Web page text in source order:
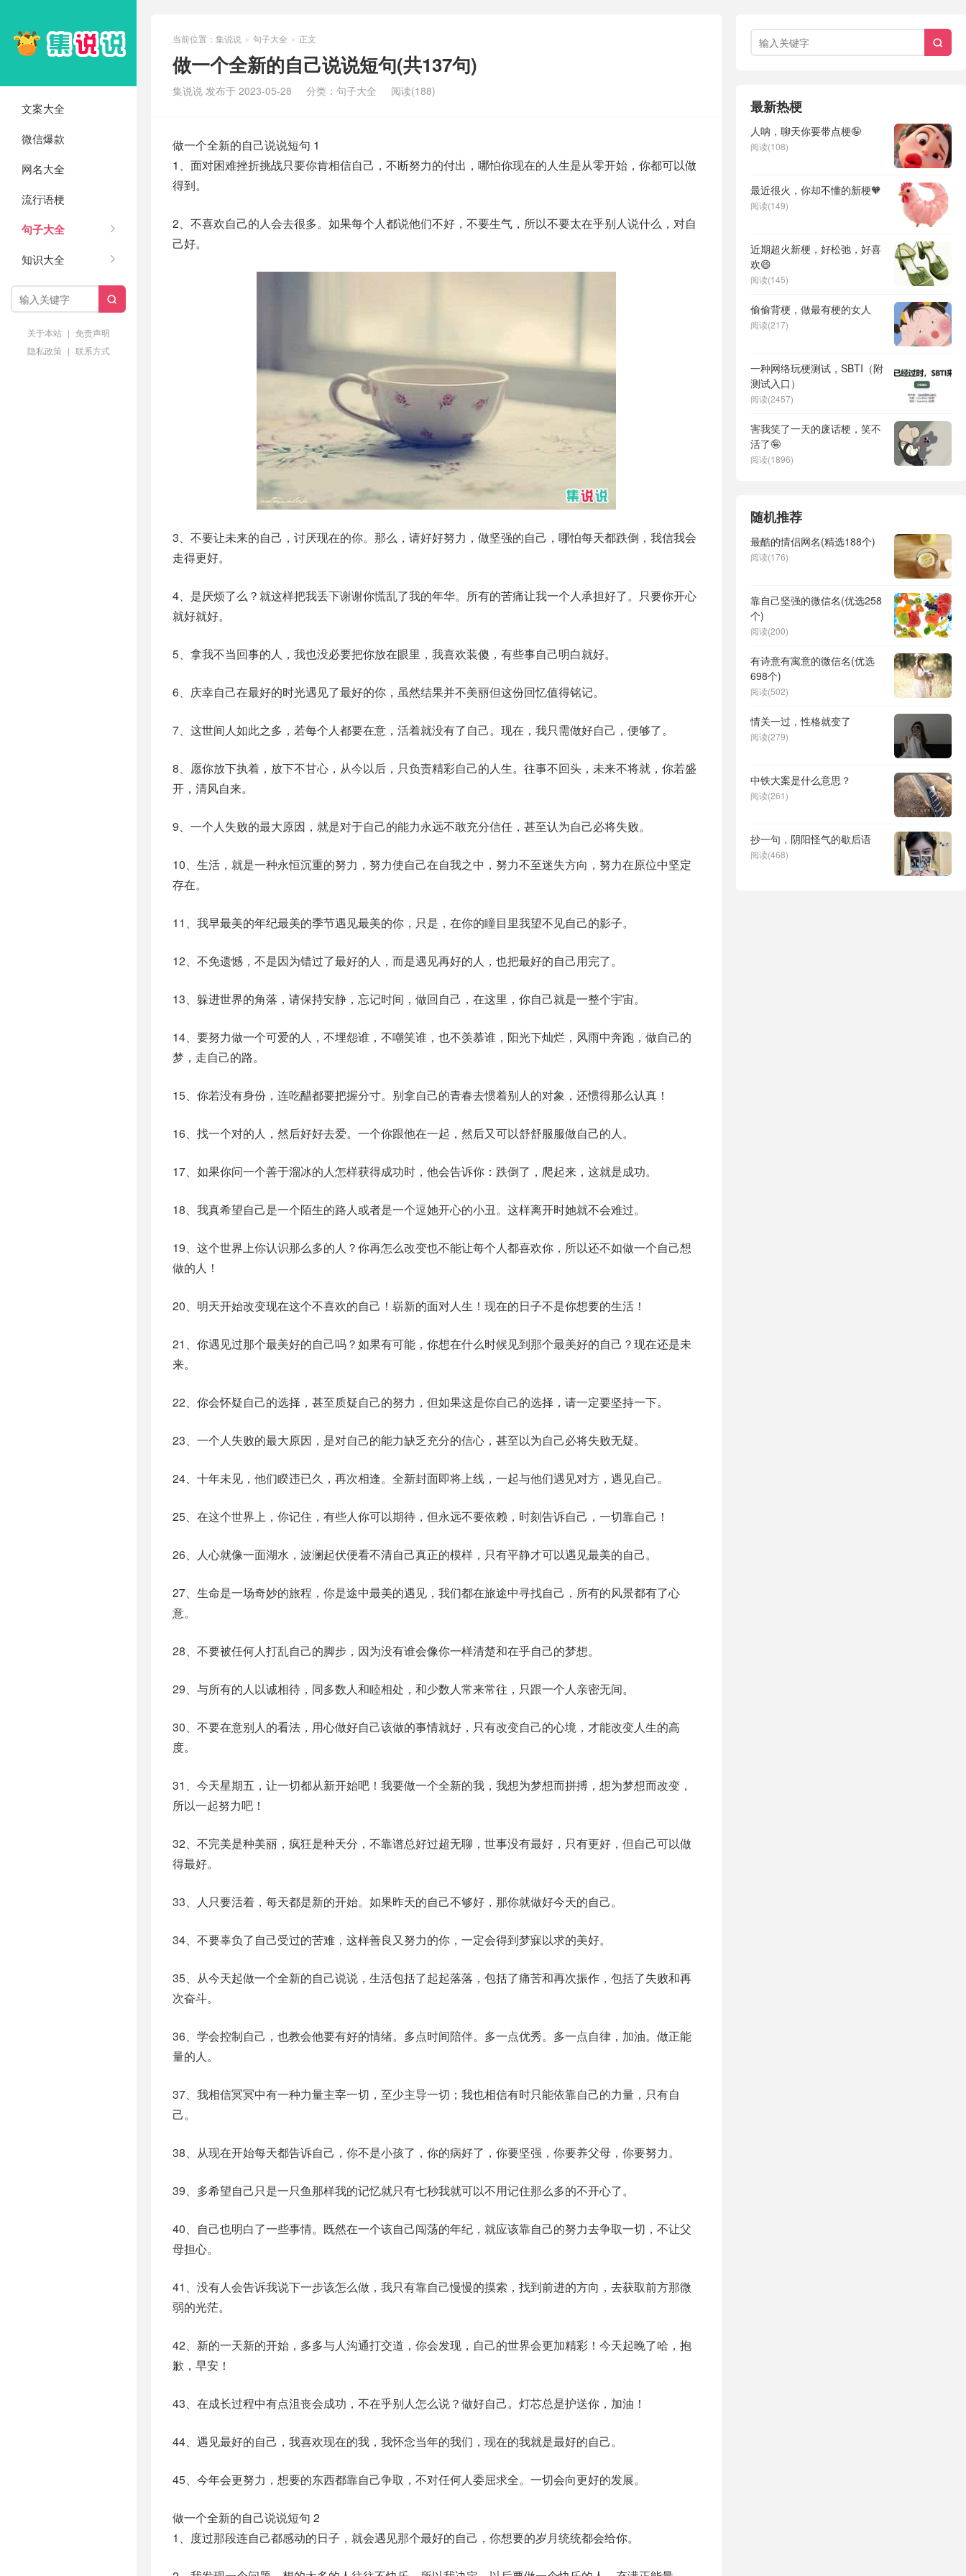
文案大全
微信爆款
网名大全
流行语梗
句子大全
知识大全

关于本站 | 免责声明
隐私政策 | 联系方式
当前位置： 集说说 > 句子大全 > 正文
做一个全新的自己说说短句(共137句)
集说说 发布于 2023-05-28 分类： 句子大全 阅读(188)
做一个全新的自己说说短句 1
1、面对困难挫折挑战只要你肯相信自己，不断努力的付出，哪怕你现在的人生是从零开始，你都可以做
得到。
2、不喜欢自己的人会去很多。如果每个人都说他们不好，不要生气，所以不要太在乎别人说什么，对自
己好。
3、不要让未来的自己，讨厌现在的你。那么，请好好努力，做坚强的自己，哪怕每天都跌倒，我信我会
走得更好。
4、是厌烦了么？就这样把我丢下谢谢你慌乱了我的年华。所有的苦痛让我一个人承担好了。只要你开心
就好就好。
5、拿我不当回事的人，我也没必要把你放在眼里，我喜欢装傻，有些事自己明白就好。
6、庆幸自己在最好的时光遇见了最好的你，虽然结果并不美丽但这份回忆值得铭记。
7、这世间人如此之多，若每个人都要在意，活着就没有了自己。现在，我只需做好自己，便够了。
8、愿你放下执着，放下不甘心，从今以后，只负责精彩自己的人生。往事不回头，未来不将就，你若盛
开，清风自来。
9、一个人失败的最大原因，就是对于自己的能力永远不敢充分信任，甚至认为自己必将失败。
10、生活，就是一种永恒沉重的努力，努力使自己在自我之中，努力不至迷失方向，努力在原位中坚定
存在。
11、我早最美的年纪最美的季节遇见最美的你，只是，在你的瞳目里我望不见自己的影子。
12、不免遗憾，不是因为错过了最好的人，而是遇见再好的人，也把最好的自己用完了。
13、躲进世界的角落，请保持安静，忘记时间，做回自己，在这里，你自己就是一整个宇宙。
14、要努力做一个可爱的人，不埋怨谁，不嘲笑谁，也不羡慕谁，阳光下灿烂，风雨中奔跑，做自己的
梦，走自己的路。
15、你若没有身份，连吃醋都要把握分寸。别拿自己的青春去惯着别人的对象，还惯得那么认真！
16、找一个对的人，然后好好去爱。一个你跟他在一起，然后又可以舒舒服服做自己的人。
17、如果你问一个善于溜冰的人怎样获得成功时，他会告诉你：跌倒了，爬起来，这就是成功。
18、我真希望自己是一个陌生的路人或者是一个逗她开心的小丑。这样离开时她就不会难过。
19、这个世界上你认识那么多的人？你再怎么改变也不能让每个人都喜欢你，所以还不如做一个自己想
做的人！
20、明天开始改变现在这个不喜欢的自己！崭新的面对人生！现在的日子不是你想要的生活！
21、你遇见过那个最美好的自己吗？如果有可能，你想在什么时候见到那个最美好的自己？现在还是未
来。
22、你会怀疑自己的选择，甚至质疑自己的努力，但如果这是你自己的选择，请一定要坚持一下。
23、一个人失败的最大原因，是对自己的能力缺乏充分的信心，甚至以为自己必将失败无疑。
24、十年未见，他们睽违已久，再次相逢。全新封面即将上线，一起与他们遇见对方，遇见自己。
25、在这个世界上，你记住，有些人你可以期待，但永远不要依赖，时刻告诉自己，一切靠自己！
26、人心就像一面湖水，波澜起伏便看不清自己真正的模样，只有平静才可以遇见最美的自己。
27、生命是一场奇妙的旅程，你是途中最美的遇见，我们都在旅途中寻找自己，所有的风景都有了心
意。
28、不要被任何人打乱自己的脚步，因为没有谁会像你一样清楚和在乎自己的梦想。
29、与所有的人以诚相待，同多数人和睦相处，和少数人常来常往，只跟一个人亲密无间。
30、不要在意别人的看法，用心做好自己该做的事情就好，只有改变自己的心境，才能改变人生的高
度。
31、今天星期五，让一切都从新开始吧！我要做一个全新的我，我想为梦想而拼搏，想为梦想而改变，
所以一起努力吧！
32、不完美是种美丽，疯狂是种天分，不靠谱总好过超无聊，世事没有最好，只有更好，但自己可以做
得最好。
33、人只要活着，每天都是新的开始。如果昨天的自己不够好，那你就做好今天的自己。
34、不要辜负了自己受过的苦难，这样善良又努力的你，一定会得到梦寐以求的美好。
35、从今天起做一个全新的自己说说，生活包括了起起落落，包括了痛苦和再次振作，包括了失败和再
次奋斗。
36、学会控制自己，也教会他要有好的情绪。多点时间陪伴。多一点优秀。多一点自律，加油。做正能
量的人。
37、我相信冥冥中有一种力量主宰一切，至少主导一切；我也相信有时只能依靠自己的力量，只有自
己。
38、从现在开始每天都告诉自己，你不是小孩了，你的病好了，你要坚强，你要养父母，你要努力。
39、多希望自己只是一只鱼那样我的记忆就只有七秒我就可以不用记住那么多的不开心了。
40、自己也明白了一些事情。既然在一个该自己闯荡的年纪，就应该靠自己的努力去争取一切，不让父
母担心。
41、没有人会告诉我说下一步该怎么做，我只有靠自己慢慢的摸索，找到前进的方向，去获取前方那微
弱的光茫。
42、新的一天新的开始，多多与人沟通打交道，你会发现，自己的世界会更加精彩！今天起晚了哈，抱
歉，早安！
43、在成长过程中有点沮丧会成功，不在乎别人怎么说？做好自己。灯芯总是护送你，加油！
44、遇见最好的自己，我喜欢现在的我，我怀念当年的我们，现在的我就是最好的自己。
45、今年会更努力，想要的东西都靠自己争取，不对任何人委屈求全。一切会向更好的发展。
做一个全新的自己说说短句 2
1、度过那段连自己都感动的日子，就会遇见那个最好的自己，你想要的岁月统统都会给你。

最新热梗
人呐，聊天你要带点梗🤪
阅读(108)
最近很火，你却不懂的新梗🧡
阅读(149)
近期超火新梗，好松弛，好喜
欢😄
阅读(145)
偷偷背梗，做最有梗的女人
阅读(217)
一种网络玩梗测试，SBTI（附
测试入口）
阅读(2457)
害我笑了一天的废话梗，笑不
活了🤪
阅读(1896)
随机推荐
最酷的情侣网名(精选188个)
阅读(176)
靠自己坚强的微信名(优选258
个)
阅读(200)
有诗意有寓意的微信名(优选
698个)
阅读(502)
情关一过，性格就变了
阅读(279)
中铁大案是什么意思？
阅读(261)
抄一句，阴阳怪气的歇后语
阅读(468)